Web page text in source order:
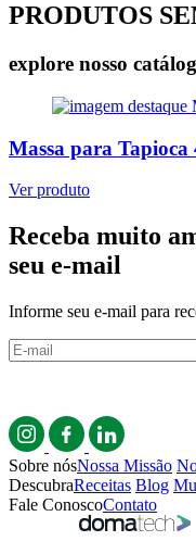
PRODUTOS
explore nosso
Massa para Tapioca
Ver produto
Receba muito
seu e-mail
Informe seu e-mail para
Sobre nósNossa Missão
DescubraReceitas Blog
Fale ConoscoContato